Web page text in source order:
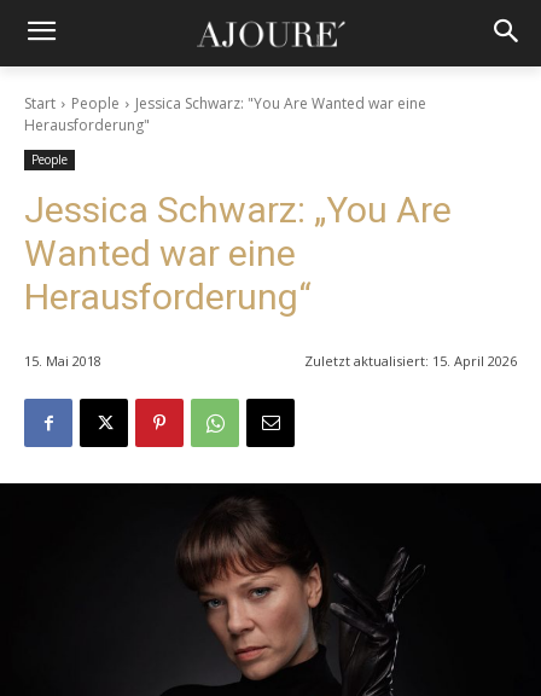
Start People
Jessica Schwarz: "You Are Wanted war eine
Herausforderung"
People
Jessica Schwarz: „You Are
Wanted war eine
Herausforderung“
15. Mai 2018 Zuletzt aktualisiert: 15. April 2026